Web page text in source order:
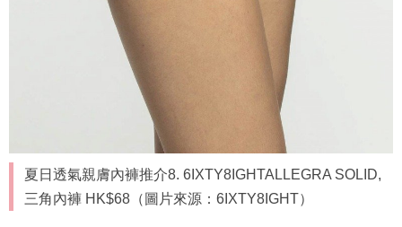
夏日透氣親膚內褲推介8. 6IXTY8IGHTALLEGRA SOLID,
三角內褲 HK$68（圖片來源：6IXTY8IGHT）